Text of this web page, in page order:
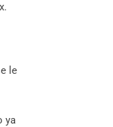
le
ya